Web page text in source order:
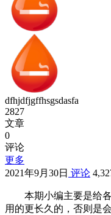
dfhjdfjgffhsgsdasfa
2827
文章
0
评论
更多
2021年9月30日 评论
本期小编主要是给
用的更长久的，否则是